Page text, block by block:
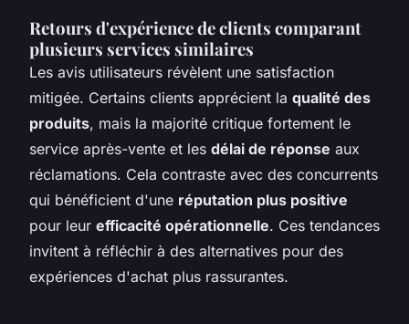
Retours d'expérience de clients comparant
plusieurs services similaires
Les avis utilisateurs révèlent une satisfaction
mitigée. Certains clients apprécient la qualité des
produits, mais la majorité critique fortement le
service après-vente et les délai de réponse aux
réclamations. Cela contraste avec des concurrents
qui bénéficient d'une réputation plus positive
pour leur efficacité opérationnelle. Ces tendances
invitent à réfléchir à des alternatives pour des
expériences d'achat plus rassurantes.